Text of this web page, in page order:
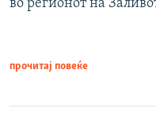
во регионот на
прочитај повеќе